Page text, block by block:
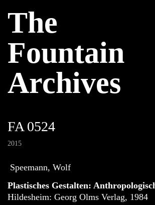
The
Fountain
Archives
FA 0524
2015
Speemann, Wolf
Plastisches Gestalten:
Hildesheim: Georg Olms Verlag, 1984